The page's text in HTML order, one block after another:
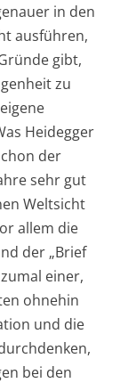
in den
ausführen,
gibt,
zu
Heidegger
der
sehr gut
Weltsicht
allem die
der „Brief
einer,
ohnehin
und die
bei den